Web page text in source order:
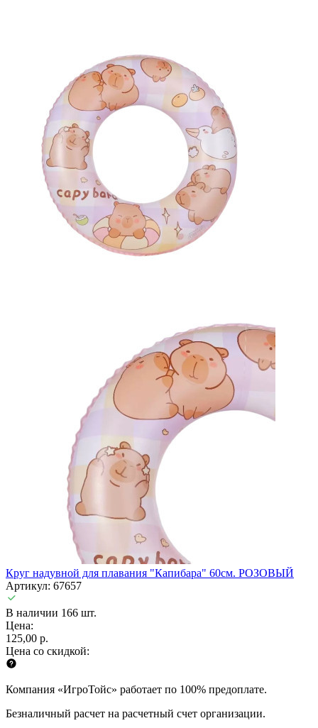
Круг надувной для плавания "Капибара" 60см. РОЗОВЫЙ
Артикул: 67657
В наличии 166 шт.
Цена:
125,00 р.
Цена со скидкой:
Компания «ИгроТойс» работает по 100% предоплате.
Безналичный расчет на расчетный счет организации.